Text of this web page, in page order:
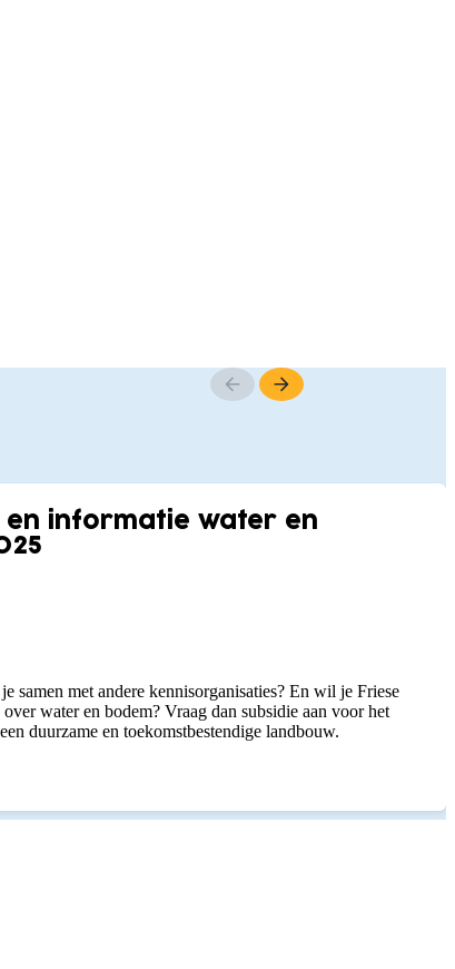
en informatie water en
samen met andere kennisorganisaties? En wil je Friese
water en bodem? Vraag dan subsidie aan voor het
duurzame en toekomstbestendige landbouw.